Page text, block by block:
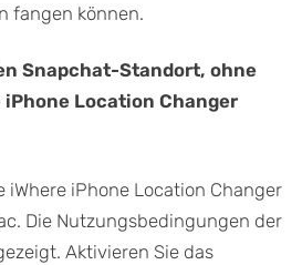
fangen können.
Snapchat-Standort, ohne
iPhone Location Changer
iWhere iPhone Location Changer
Die Nutzungsbedingungen der
Aktivieren Sie das